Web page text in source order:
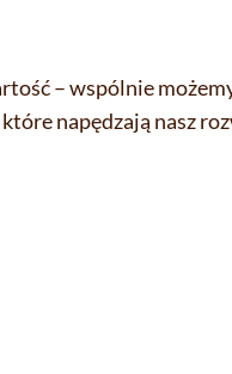
– wspólnie
napędzają nasz